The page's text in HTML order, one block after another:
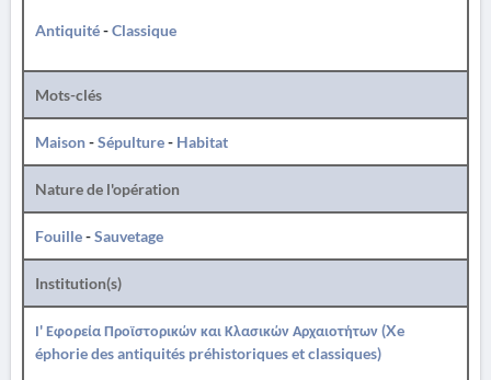
Antiquité-Classique
Mots-clés
Maison-Sépulture- Habitat
Nature de l'opération
Fouille-Sauvetage
Institution(s)
Ι' Εφορεία Προϊστορικών και Κλασικών Αρχαιοτήτων (Xe
éphorie des antiquités préhistoriques et classiques)